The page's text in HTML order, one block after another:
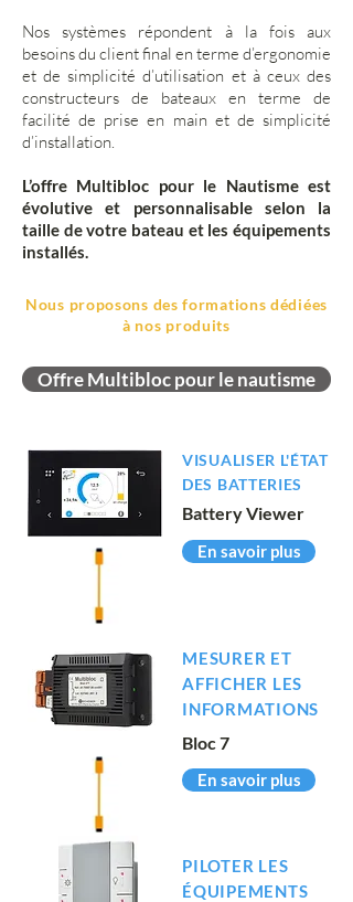
Nos systèmes répondent à la fois aux
besoins du client final en terme d’ergonomie
et de simplicité d’utilisation et à ceux des
constructeurs de bateaux en terme de
facilité de prise en main et de simplicité
d’installation.
L’offre Multibloc pour le Nautisme est
évolutive et personnalisable selon la
taille de votre bateau et les équipements
installés.
Nous proposons des formations dédiées
à nos produits
Offre Multibloc pour le nautisme
VISUALISER L'ÉTAT
DES BATTERIES
Battery Viewer
En savoir plus
MESURER ET
AFFICHER LES
INFORMATIONS
Bloc 7
En savoir plus
PILOTER LES
ÉQUIPEMENTS